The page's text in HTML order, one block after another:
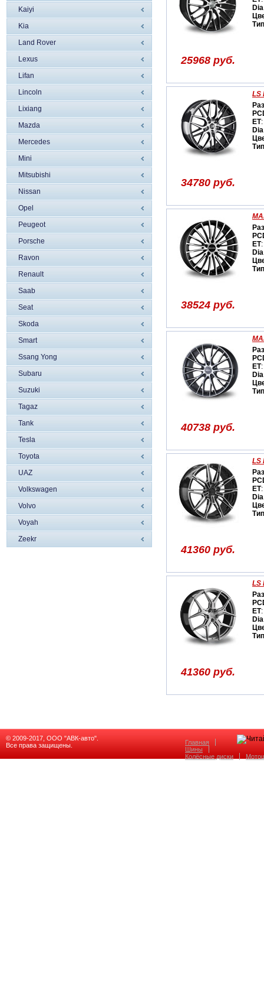
Kaiyi
Kia
Land Rover
Lexus
Lifan
Lincoln
Liхiang
Mazda
Mercedes
Mini
Mitsubishi
Nissan
Opel
Peugeot
Porsche
Ravon
Renault
Saab
Seat
Skoda
Smart
Ssang Yong
Subaru
Suzuki
Tagaz
Tank
Tesla
Toyota
UAZ
Volkswagen
Volvo
Voyah
Zeekr
Dia
Тип
25968 руб.
LS
ET
Dia
Тип
34780 руб.
ET
Dia
Тип
38524 руб.
ET
Dia
Тип
40738 руб.
LS
ET
Dia
Тип
41360 руб.
LS
ET
Dia
Тип
41360 руб.
© 2009-2017, ООО "АВК-авто".
Все права защищены.
Главная
Шины
Колёсные диски